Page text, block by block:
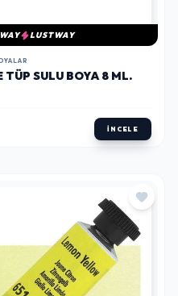
LUSTWAY
TÜP SULU BOYA 8 ML.
İNCELE